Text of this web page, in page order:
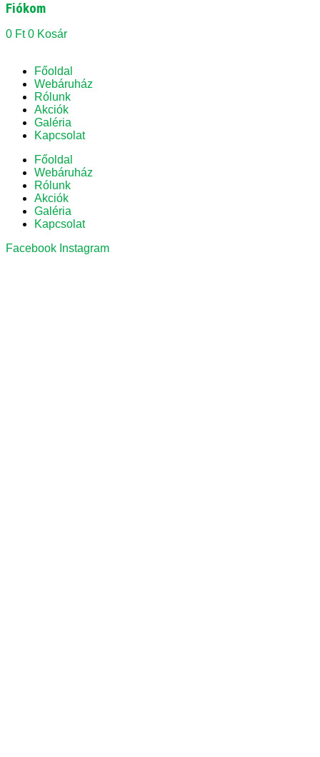
Fiókom
0 Ft 0 Kosár
Főoldal
Webáruház
Rólunk
Akciók
Galéria
Kapcsolat
Főoldal
Webáruház
Rólunk
Akciók
Galéria
Kapcsolat
Facebook Instagram